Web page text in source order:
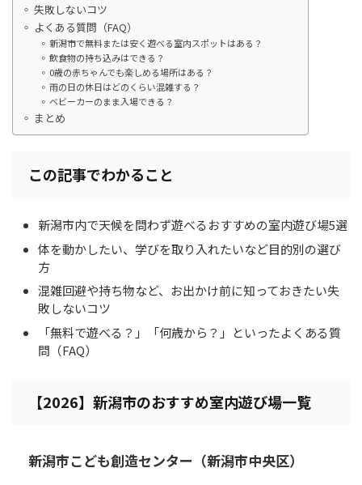
失敗しないコツ
よくある質問（FAQ）
新潟市で無料または安く遊べる室内スポットはある？
飲食物の持ち込みはできる？
0歳の赤ちゃんでも楽しめる場所はある？
雨の日の休日はどのくらい混雑する？
ベビーカーのまま入場できる？
まとめ
この記事でわかること
新潟市内で天候を問わず遊べるおすすめの室内遊び場5選
体を動かしたい、学びを取り入れたいなど目的別の選び
方
混雑回避や持ち物など、お出かけ前に知っておきたい失
敗しないコツ
「無料で遊べる？」「何歳から？」といったよくある質
問（FAQ）
【2026】新潟市のおすすめ室内遊び場一覧
新潟市こども創造センター（新潟市中央区）